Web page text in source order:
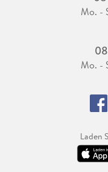
Mo. -
Mo. -
Laden